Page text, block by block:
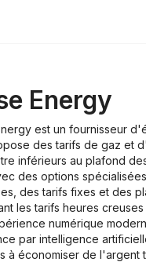
Energy
est un fournisseur
des tarifs de gaz et
inférieurs au plafond
des options
des tarifs fixes et des
les tarifs heures creuses
numérique
par intelligence
à économiser de l'argent